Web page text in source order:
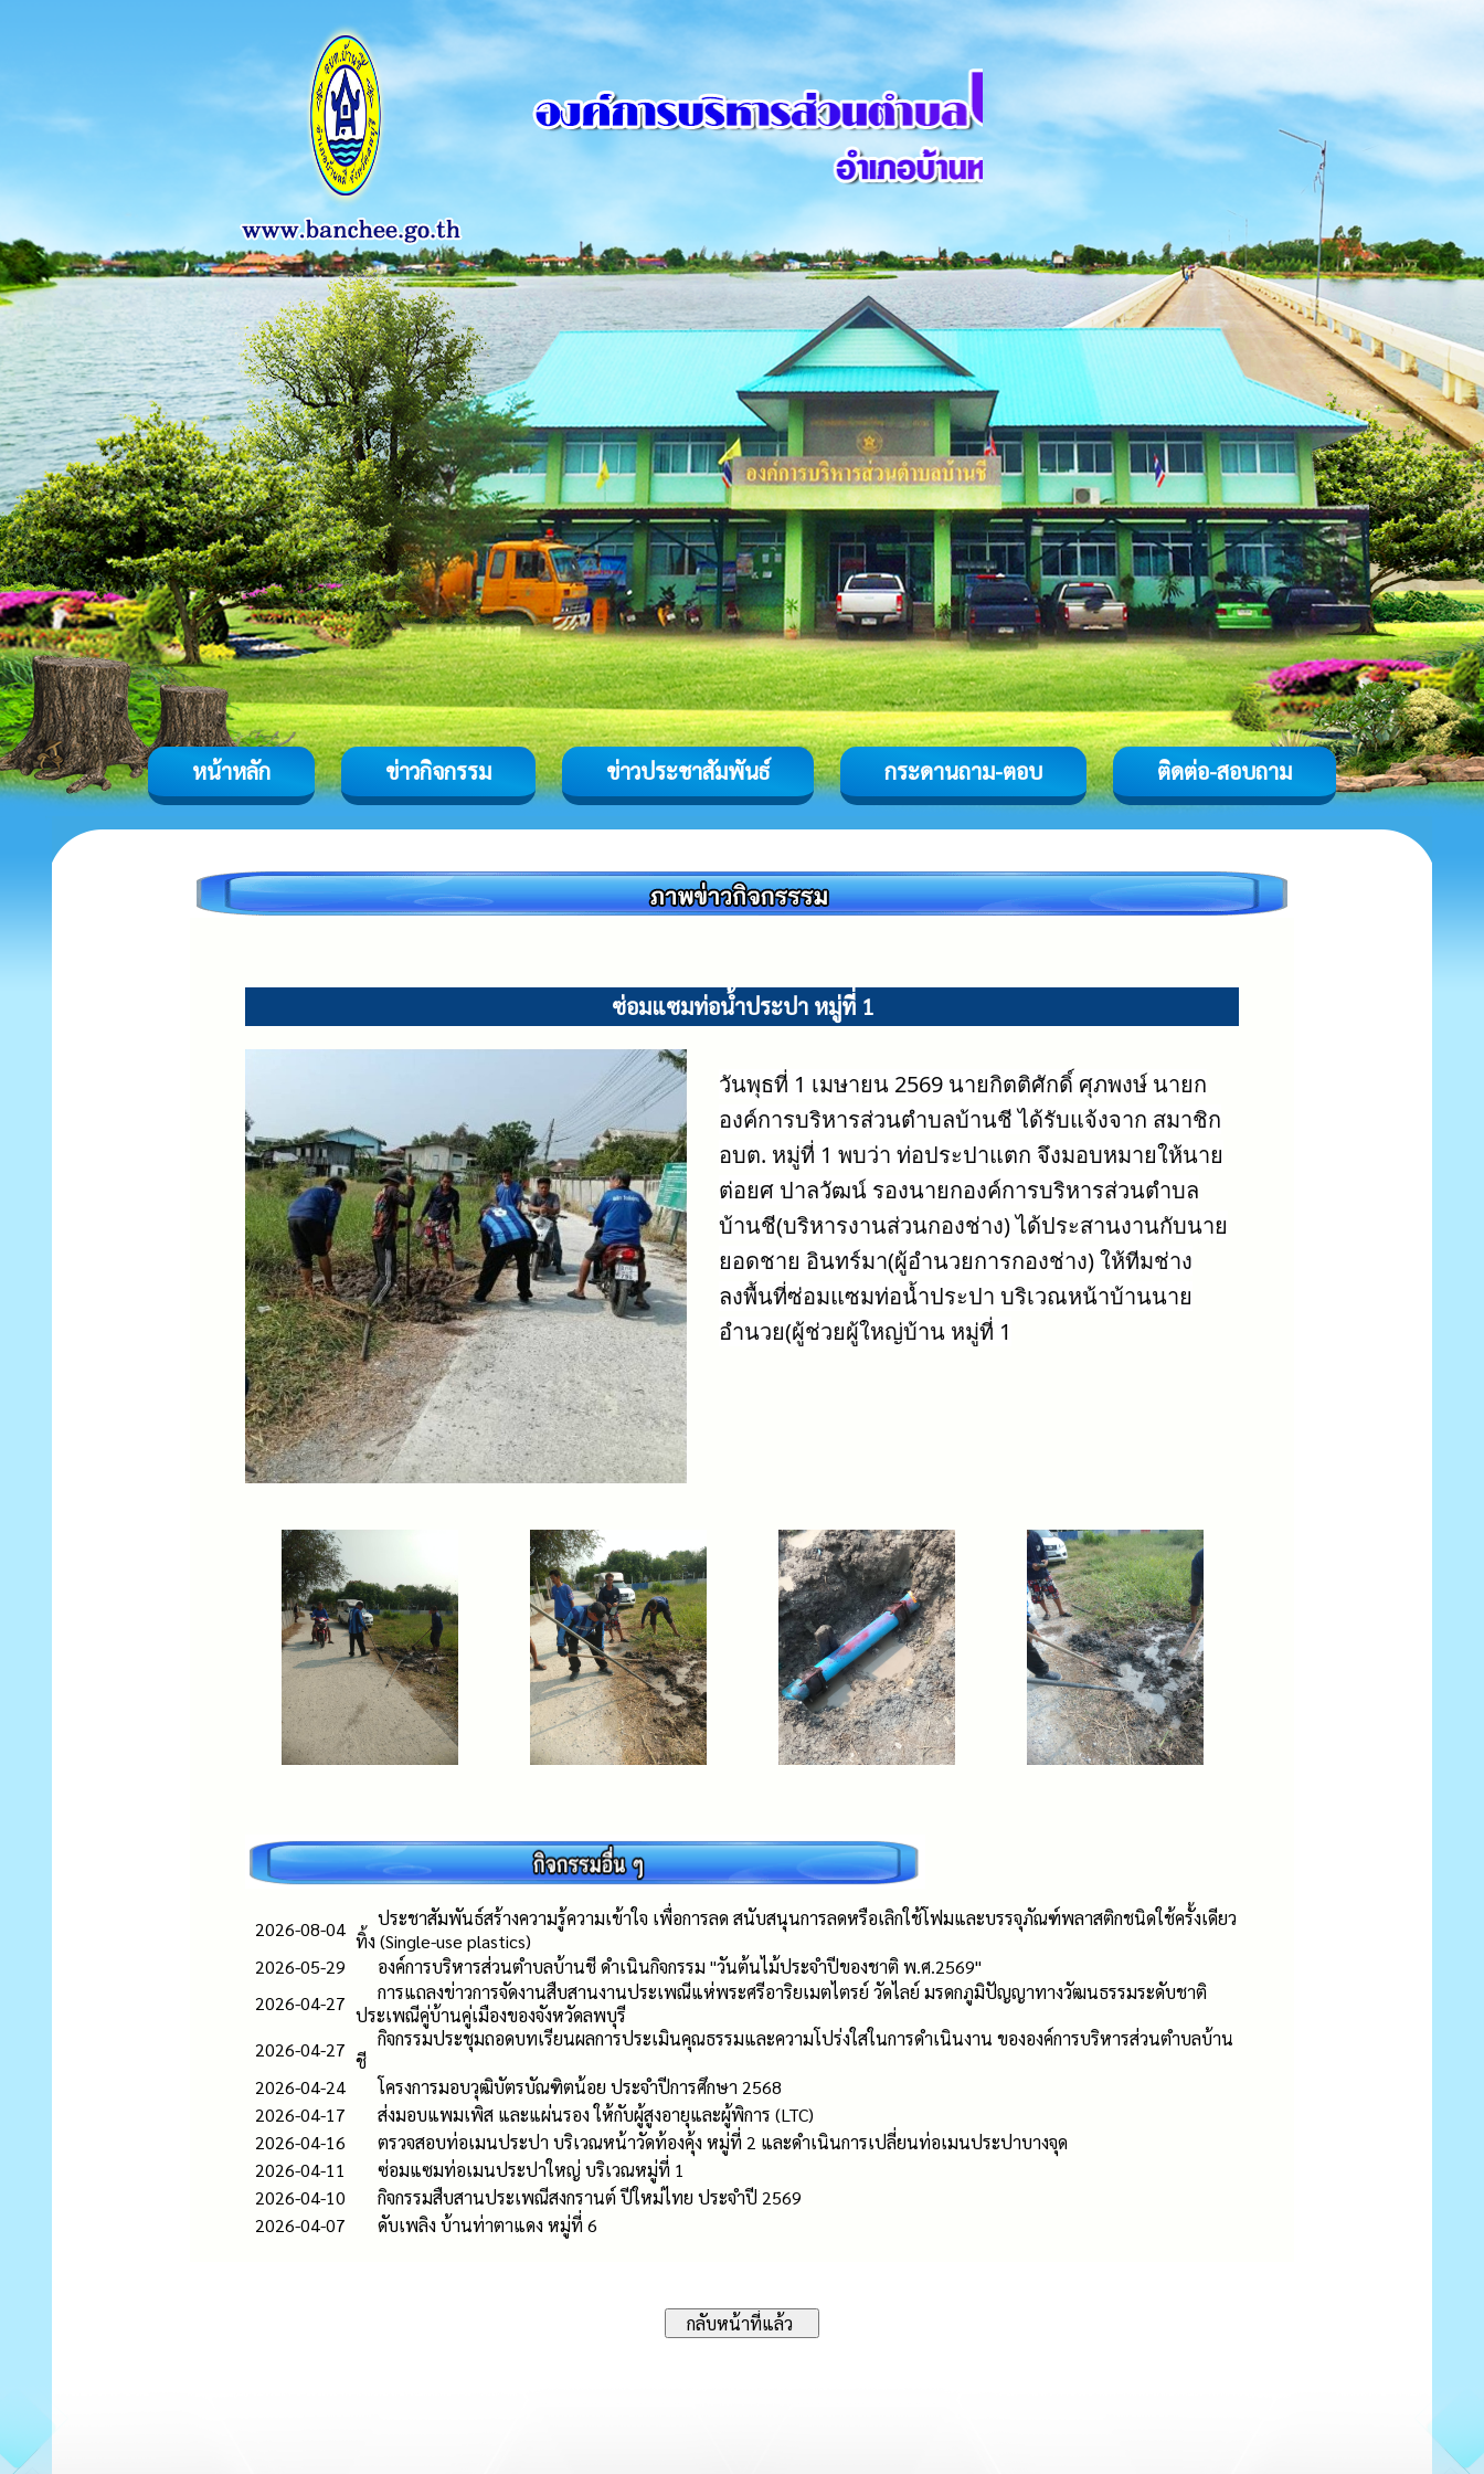
หน้าหลัก ข่าวกิจกรรม ข่าวประชาสัมพันธ์ กระดานถาม-ตอบ ติดต่อ-สอบถาม
ซ่อมแซมท่อน้ำประปา หมู่ที่ 1
วันพุธที่ 1 เมษายน 2569 นายกิตติศักดิ์ ศุภพงษ์ นายก
องค์การบริหารส่วนตำบลบ้านชี ได้รับแจ้งจาก สมาชิก
อบต. หมู่ที่ 1 พบว่า ท่อประปาแตก จึงมอบหมายให้นาย
ต่อยศ ปาลวัฒน์ รองนายกองค์การบริหารส่วนตำบล
บ้านชี(บริหารงานส่วนกองช่าง) ได้ประสานงานกับนาย
ยอดชาย อินทร์มา(ผู้อำนวยการกองช่าง) ให้ทีมช่าง
ลงพื้นที่ซ่อมแซมท่อน้ำประปา บริเวณหน้าบ้านนาย
อำนวย(ผู้ช่วยผู้ใหญ่บ้าน หมู่ที่ 1
2026-08-04
ประชาสัมพันธ์สร้างความรู้ความเข้าใจ เพื่อการลด สนับสนุนการลดหรือเลิกใช้โฟมและบรรจุภัณฑ์พลาสติกชนิดใช้ครั้งเดียว
ทิ้ง (Single-use plastics)
2026-05-29
องค์การบริหารส่วนตำบลบ้านชี ดำเนินกิจกรรม "วันต้นไม้ประจำปีของชาติ พ.ศ.2569"
2026-04-27
การแถลงข่าวการจัดงานสืบสานงานประเพณีแห่พระศรีอาริยเมตไตรย์ วัดไลย์ มรดกภูมิปัญญาทางวัฒนธรรมระดับชาติ
ประเพณีคู่บ้านคู่เมืองของจังหวัดลพบุรี
2026-04-27
กิจกรรมประชุมถอดบทเรียนผลการประเมินคุณธรรมและความโปร่งใสในการดำเนินงาน ขององค์การบริหารส่วนตำบลบ้าน
ชี
2026-04-24
โครงการมอบวุฒิบัตรบัณฑิตน้อย ประจำปีการศึกษา 2568
2026-04-17
ส่งมอบแพมเพิส และแผ่นรอง ให้กับผู้สูงอายุและผู้พิการ (LTC)
2026-04-16
ตรวจสอบท่อเมนประปา บริเวณหน้าวัดท้องคุ้ง หมู่ที่ 2 และดำเนินการเปลี่ยนท่อเมนประปาบางจุด
2026-04-11
ซ่อมแซมท่อเมนประปาใหญ่ บริเวณหมู่ที่ 1
2026-04-10
กิจกรรมสืบสานประเพณีสงกรานต์ ปีใหม่ไทย ประจำปี 2569
2026-04-07
ดับเพลิง บ้านท่าตาแดง หมู่ที่ 6